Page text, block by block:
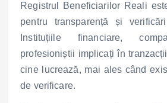
Registrul Beneficiarilor Reali
pentru transparență și
Instituțiile financiare,
profesioniștii implicați în
cine lucrează, mai ales când
de verificare.